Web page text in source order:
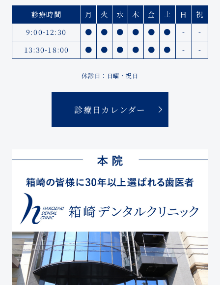
診療時間 月 火 水 木 金 土 日
祝
9:00-12:30
● ● ● ● ● ● -
-
13:30-18:00
● ● ● ● ● ● - -
休診日：日曜・祝日
診療日カレンダー